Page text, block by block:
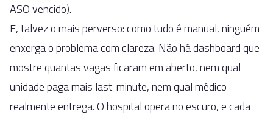
ASO vencido).
E, talvez o mais perverso: como tudo é manual, ninguém
enxerga o problema com clareza. Não há dashboard que
mostre quantas vagas ficaram em aberto, nem qual
unidade paga mais last-minute, nem qual médico
realmente entrega. O hospital opera no escuro, e cada